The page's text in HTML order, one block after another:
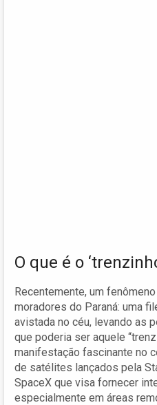
O que é o
Recentemente, um
moradores do Paraná: uma
avistada no céu, levando as
que poderia ser aquele
manifestação fascinante no
de satélites lançados pela
SpaceX que visa fornecer
especialmente em áreas